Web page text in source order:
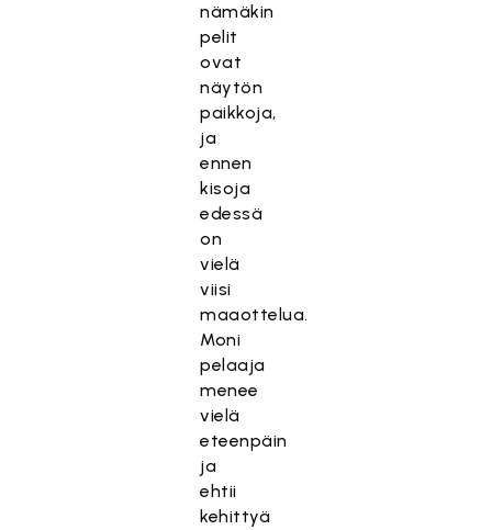
nämäkin
pelit
ovat
näytön
paikkoja,
ja
ennen
kisoja
edessä
on
vielä
viisi
maaottelua.
Moni
pelaaja
menee
vielä
eteenpäin
ja
ehtii
kehittyä